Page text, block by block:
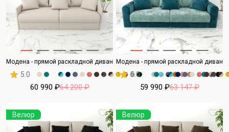
Модена - прямой раскладной диван
5.0
60 990 ₽64 200 ₽
Модена - прямой раскладной диван
5.0
59 990 ₽63 147 ₽
Велюр Велюр